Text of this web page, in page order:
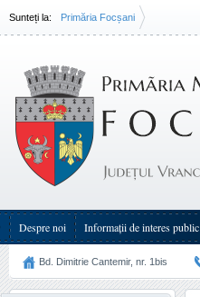
Sunteți la: Primăria Focșani
Despre noi Informații de interes public
Bd. Dimitrie Cantemir, nr. 1bis